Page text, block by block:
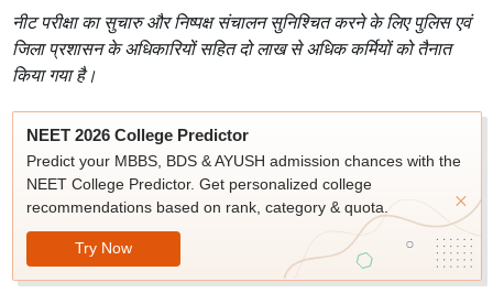
नीट परीक्षा का सुचारु और निष्पक्ष संचालन सुनिश्चित करने के लिए पुलिस एवं
जिला प्रशासन के अधिकारियों सहित दो लाख से अधिक कर्मियों को तैनात
किया गया है।
NEET 2026 College Predictor
Predict your MBBS, BDS & AYUSH admission chances with the
NEET College Predictor. Get personalized college
recommendations based on rank, category & quota.
Try Now